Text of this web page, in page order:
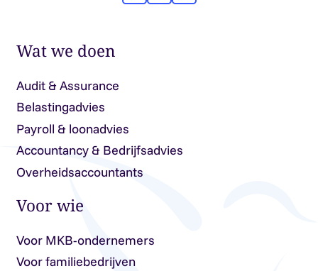
Wat we doen
Audit & Assurance
Belastingadvies
Payroll & loonadvies
Accountancy & Bedrijfsadvies
Overheidsaccountants
Voor wie
Voor MKB-ondernemers
Voor familiebedrijven